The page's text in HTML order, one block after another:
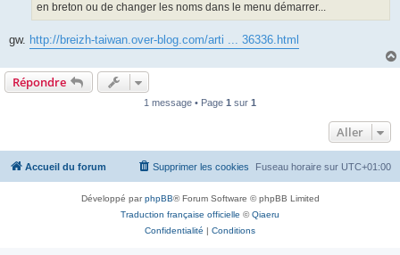
en breton ou de changer les noms dans le menu démarrer...
gw. http://breizh-taiwan.over-blog.com/arti ... 36336.html
Répondre
1 message • Page 1 sur 1
Aller
Accueil du forum Fuseau horaire sur UTC+01:00
Supprimer les cookies
Développé parphpBB® Forum Software © phpBB Limited
Traduction française officielle ©Qiaeru
Confidentialité | Conditions